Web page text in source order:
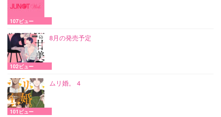
107ビュー
8月の発売予定
102ビュー
ムリ婚。 4
101ビュー